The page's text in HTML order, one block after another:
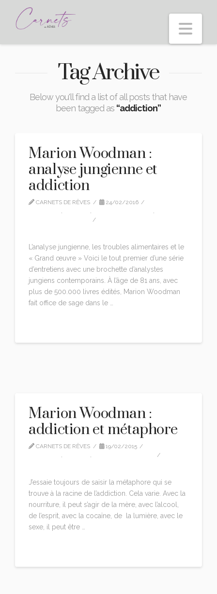
Tag Archive
Below you'll find a list of all posts that have
been tagged as “addiction”
Marion Woodman :
analyse jungienne et
addiction
CARNETS DE RÊVES
24/02/2016
, ,
,
L’analyse jungienne, les troubles alimentaires et le
« Grand œuvre » Voici le tout premier d’une série
d’entretiens avec une brochette d’analystes
jungiens contemporains. À l’âge de 81 ans, avec
plus de 500.000 livres édités, Marion Woodman
fait office de sage dans le …
Marion Woodman :
addiction et métaphore
CARNETS DE RÊVES
19/02/2015
, ,
J’essaie toujours de saisir la métaphore qui se
trouve à la racine de l’addiction. Cela varie. Avec la
nourriture, il peut s’agir de la mère, avec l’alcool,
de l’esprit, avec la cocaïne, de la lumière, avec le
sexe, il peut être …